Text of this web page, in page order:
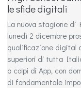
le sfide digitali
La nuova stagione di
lunedì 2 dicembre
qualificazione digital
superiori di tutta
a colpi di App, con
di fondamentale